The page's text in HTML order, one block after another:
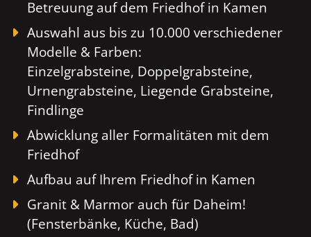
Betreuung auf dem Friedhof in Kamen
Auswahl aus bis zu 10.000 verschiedener
Modelle & Farben:
Einzelgrabsteine, Doppelgrabsteine,
Urnengrabsteine, Liegende Grabsteine,
Findlinge
Abwicklung aller Formalitäten mit dem
Friedhof
Aufbau auf Ihrem Friedhof in Kamen
Granit & Marmor auch für Daheim!
(Fensterbänke, Küche, Bad)